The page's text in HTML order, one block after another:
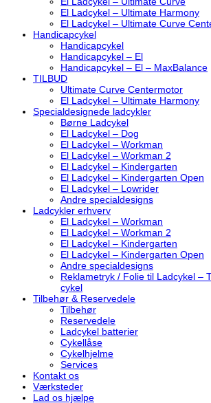
El Ladcykel – Ultimate Harmony
El Ladcykel – Ultimate Curve
Handicapcykel
Handicapcykel
Handicapcykel – El
Handicapcykel – El – MaxBalance
TILBUD
Ultimate Curve Centermotor
El Ladcykel – Ultimate Harmony
Specialdesignede ladcykler
Børne Ladcykel
El Ladcykel – Dog
El Ladcykel – Workman
El Ladcykel – Workman 2
El Ladcykel – Kindergarten
El Ladcykel – Kindergarten Open
El Ladcykel – Lowrider
Andre specialdesigns
Ladcykler erhverv
El Ladcykel – Workman
El Ladcykel – Workman 2
El Ladcykel – Kindergarten
El Ladcykel – Kindergarten Open
Andre specialdesigns
Reklametryk / Folie til Ladcykel –
cykel
Tilbehør & Reservedele
Tilbehør
Reservedele
Ladcykel batterier
Cykellåse
Cykelhjelme
Services
Kontakt os
Værksteder
Lad os hjælpe